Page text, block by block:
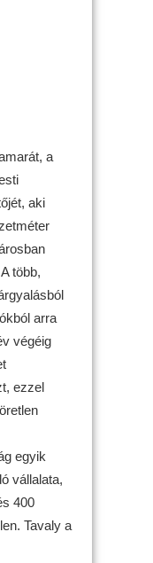
a
aki
több,
arra
végéig
ezzel
egyik
vállalata,
400
Tavaly a